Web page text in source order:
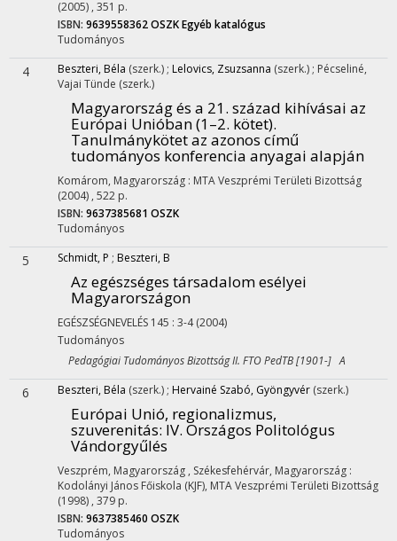
(2005) , 351 p.
ISBN: 9639558362OSZKEgyéb katalógus
Tudományos
4 Beszteri, Béla (szerk.) ; Lelovics, Zsuzsanna (szerk.) ; Pécseliné,
Vajai Tünde (szerk.)
Magyarország és a 21. század kihívásai az
Európai Unióban (1–2. kötet).
Tanulmánykötet az azonos című
tudományos konferencia anyagai alapján
Komárom, Magyarország : MTA Veszprémi Területi Bizottság
(2004) , 522 p.
ISBN: 9637385681 OSZK
Tudományos
5 Schmidt, P ; Beszteri, B
Az egészséges társadalom esélyei
Magyarországon
EGÉSZSÉGNEVELÉS 145 : 3-4 (2004)
Tudományos
Pedagógiai Tudományos Bizottság II. FTO PedTB [1901-] A
6 Beszteri, Béla (szerk.) ; Hervainé Szabó, Gyöngyvér (szerk.)
Európai Unió, regionalizmus,
szuverenitás: IV. Országos Politológus
Vándorgyűlés
Veszprém, Magyarország , Székesfehérvár, Magyarország :
Kodolányi János Főiskola (KJF), MTA Veszprémi Területi Bizottság
(1998) , 379 p.
ISBN: 9637385460 OSZK
Tudományos